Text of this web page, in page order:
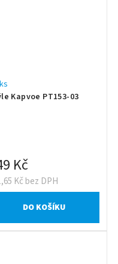
Kapvoe PT153-03
Kč bez DPH
Kč
DO KOŠÍKU